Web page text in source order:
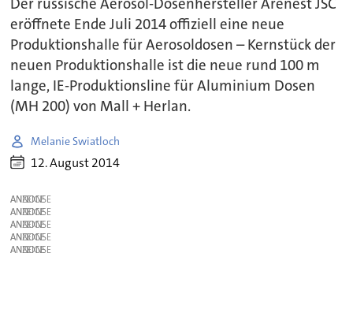
Der russische Aerosol-Dosenhersteller Arenest JSC
eröffnete Ende Juli 2014 offiziell eine neue
Produktionshalle für Aerosoldosen – Kernstück der
neuen Produktionshalle ist die neue rund 100 m
lange, IE-Produktionsline für Aluminium Dosen
(MH 200) von Mall + Herlan.
Melanie Swiatloch
12. August 2014
ANZEIGE
ANZEIGE
ANZEIGE
ANZEIGE
ANZEIGE